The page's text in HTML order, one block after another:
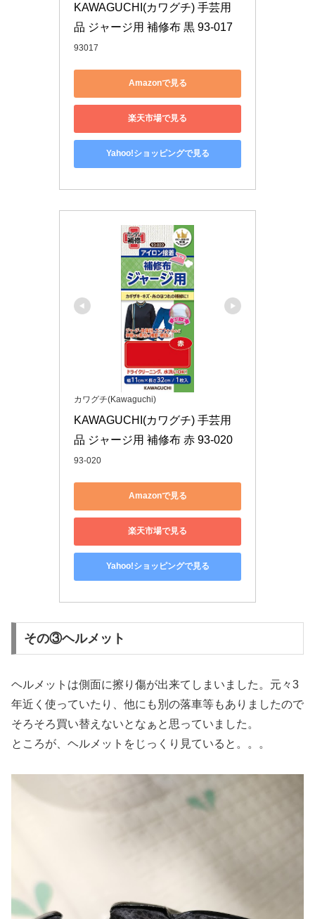
KAWAGUCHI(カワグチ) 手芸用
品 ジャージ用 補修布 黒 93-017
93017
Amazonで見る
楽天市場で見る
Yahoo!ショッピングで見る
カワグチ(Kawaguchi)
KAWAGUCHI(カワグチ) 手芸用
品 ジャージ用 補修布 赤 93-020
93-020
Amazonで見る
楽天市場で見る
Yahoo!ショッピングで見る
その③ヘルメット
ヘルメットは側面に擦り傷が出来てしまいました。元々3
年近く使っていたり、他にも別の落車等もありましたので
そろそろ買い替えないとなぁと思っていました。
ところが、ヘルメットをじっくり見ていると。。。